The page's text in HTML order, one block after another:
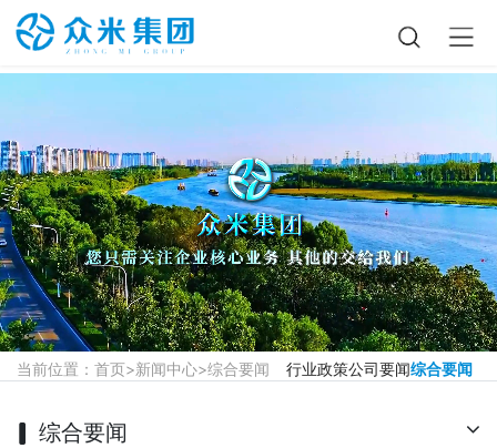
当前位置： 首页>新闻中心>综合要闻 行业政策公司要闻综合要闻
综合要闻